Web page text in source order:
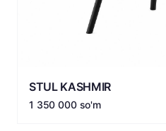
STUL KASHMIR
1 350 000 so'm